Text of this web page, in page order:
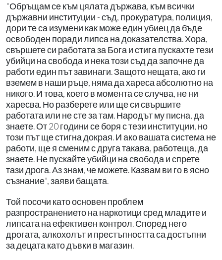
"Обръщам се към цялата държава, към всички
държавни институции - съд, прокуратура, полиция,
дори те са изумени как може един убиец да бъде
освободен поради липса на доказателства. Хора,
свършете си работата за Бога и стига пускахте тези
убийци на свобода и нека този съд да започне да
работи един път завинаги. Защото нещата, ако ги
вземем в наши ръце, няма да хареса абсолютно на
никого. И това, което в момента се случва, не ни
харесва. Но разберете или ще си свършите
работата или не сте за там. Народът му писна, да
знаете. От 20 години се боря с тези институции, но
този път ще стигна докрая. И ако вашата система не
работи, ще я сменим с друга такава, работеща, да
знаете. Не пускайте убийци на свобода и спрете
тази дрога. Аз знам, че можете. Казвам ви го в ясно
съзнание", заяви бащата.
Той посочи като основен проблем
разпространението на наркотици сред младите и
липсата на ефективен контрол. Според него
дрогата, алкохолът и престъпността са достъпни
за децата като дъвки в магазин.